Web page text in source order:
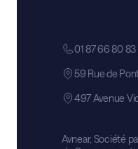
01 87 66 80 83
59 Rue de
497 Avenue
Avnear, Société